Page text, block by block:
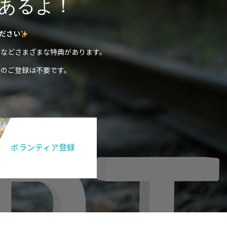
るよ！
さい
どさまざまな特典があります。
ご登録は不要です。
ボランティア登録